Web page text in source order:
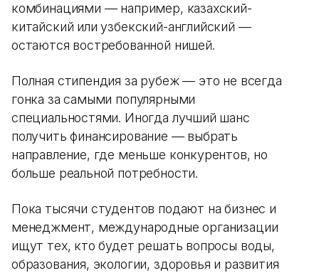
комбинациями — например, казахский-
китайский или узбекский-английский —
остаются востребованной нишей.
Полная стипендия за рубеж — это не всегда
гонка за самыми популярными
специальностями. Иногда лучший шанс
получить финансирование — выбрать
направление, где меньше конкурентов, но
больше реальной потребности.
Пока тысячи студентов подают на бизнес и
менеджмент, международные организации
ищут тех, кто будет решать вопросы воды,
образования, экологии, здоровья и развития